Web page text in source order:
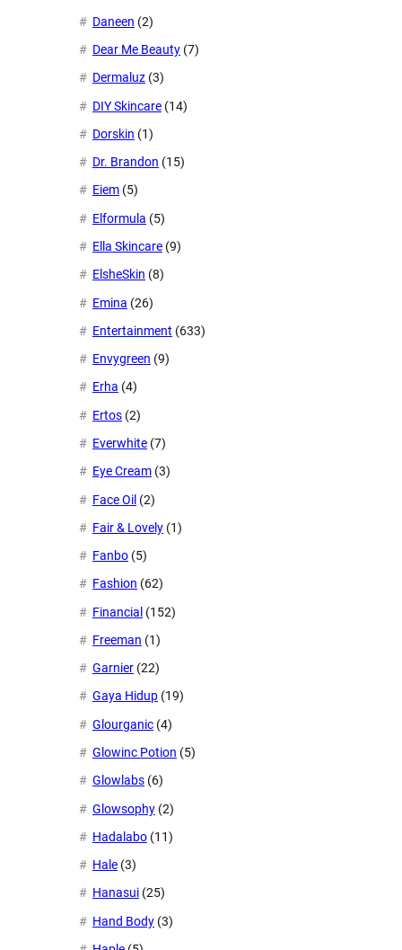
Daneen (2)
Dear Me Beauty (7)
Dermaluz (3)
DIY Skincare (14)
Dorskin (1)
Dr. Brandon (15)
Eiem (5)
Elformula (5)
Ella Skincare (9)
ElsheSkin (8)
Emina (26)
Entertainment (633)
Envygreen (9)
Erha (4)
Ertos (2)
Everwhite (7)
Eye Cream (3)
Face Oil (2)
Fair & Lovely (1)
Fanbo (5)
Fashion (62)
Financial (152)
Freeman (1)
Garnier (22)
Gaya Hidup (19)
Glourganic (4)
Glowinc Potion (5)
Glowlabs (6)
Glowsophy (2)
Hadalabo (11)
Hale (3)
Hanasui (25)
Hand Body (3)